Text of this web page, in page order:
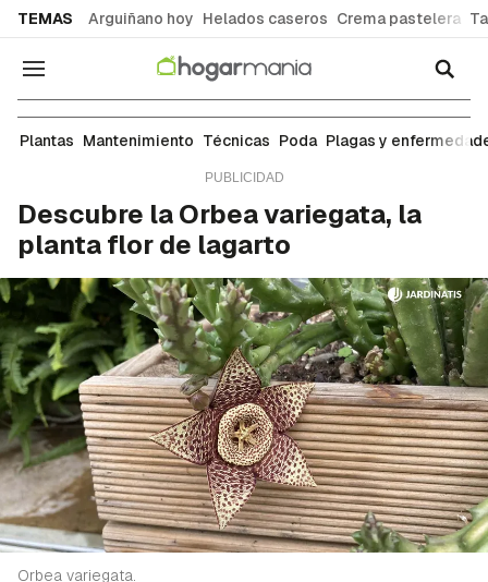
TEMAS Arguiñano hoy Helados caseros Crema pastelera
Navegación
Plantas
Plantas Mantenimiento Técnicas Poda Plagas y
Descubre la Orbea variegata, la
planta flor de lagarto
Orbea variegata.